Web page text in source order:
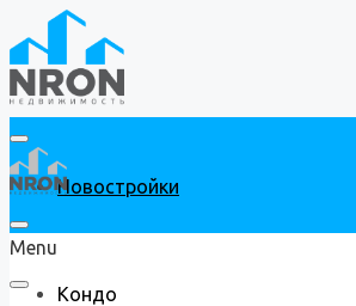
Новостройки
Кондо
Menu